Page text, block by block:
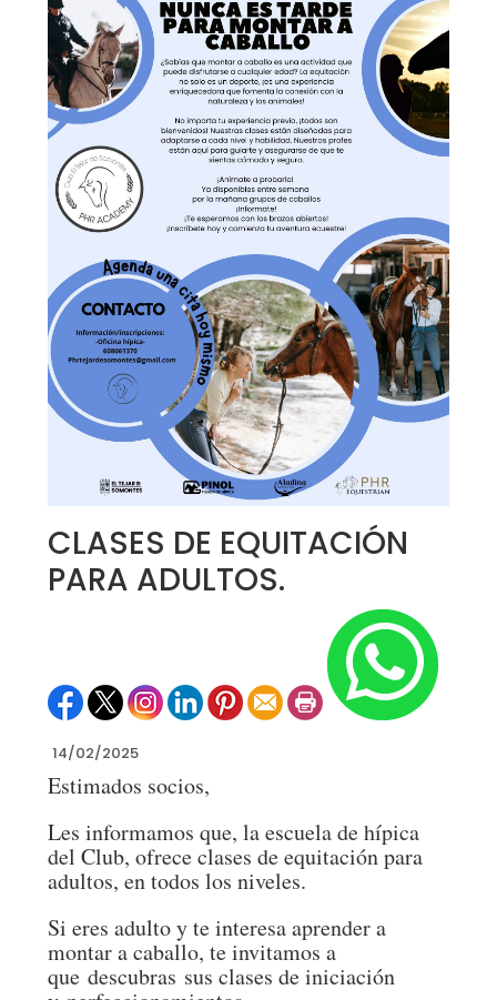
CLASES DE EQUITACIÓN
PARA ADULTOS.
14/02/2025
Estimados socios,
Les informamos que, la escuela de hípica
del Club, ofrece clases de equitación para
adultos, en todos los niveles.
Si eres adulto y te interesa aprender a
montar a caballo, te invitamos a
que descubras sus clases de iniciación